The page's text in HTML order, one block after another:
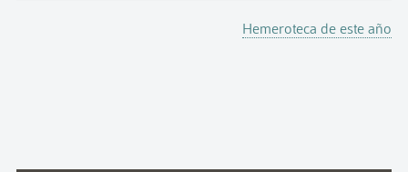
Hemeroteca de este año